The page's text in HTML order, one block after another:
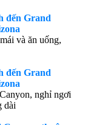
đến Grand
và ăn uống,
đến Grand
nghỉ ngơi
dài